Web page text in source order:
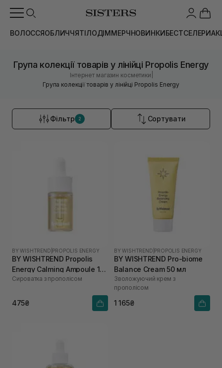
ВОЛОССЯОБЛИЧЧЯТІЛОДІММЕРЧНОВИНКИБЕСТСЕЛЕРИ
Група колекції товарів у лінійці Propolis Energy
Інтернет магазин косметики
Група колекції товарів у лінійці Propolis Energy
Фільтр 2 Сортувати
BY WISHTREND PROPOLIS ENERGY
BY WISHTREND Propolis
Energy Calming Ampoule 10
мл
Сироватка з прополісом
475₴
BY WISHTREND PROPOLIS ENERGY
BY WISHTREND Pro-biome
Balance Cream 50 мл
Зволожуючий крем з
прополісом
1 165₴